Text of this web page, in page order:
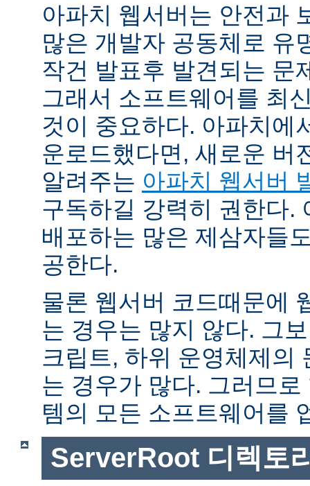
아파치 웹서버는 안전과
많은 개발자 공동체로 유
작건 발표후 발견되는 문
그래서 소프트웨어를 최
것이 중요하다. 아파치에
운로드했다면, 새로운 버
알려주는 아파치 웹서버
구독하길 강력히 권한다.
배포하는 많은 제삼자들
공한다.
물론 웹서버 코드때문에
는 경우는 많지 않다. 그
크립트, 하위 운영체제의
는 경우가 많다. 그러므
템의 모든 소프트웨어를
ServerRoot 디렉토